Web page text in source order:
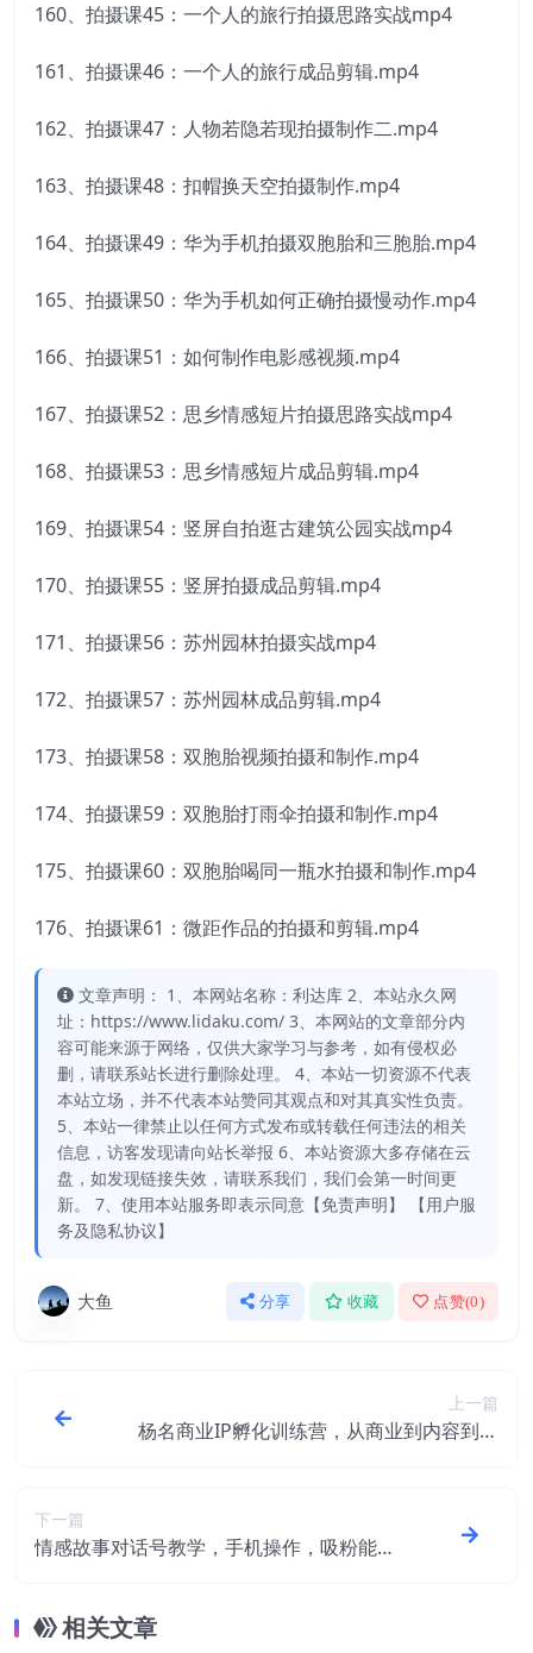
160、拍摄课45：一个人的旅行拍摄思路实战mp4
161、拍摄课46：一个人的旅行成品剪辑.mp4
162、拍摄课47：人物若隐若现拍摄制作二.mp4
163、拍摄课48：扣帽换天空拍摄制作.mp4
164、拍摄课49：华为手机拍摄双胞胎和三胞胎.mp4
165、拍摄课50：华为手机如何正确拍摄慢动作.mp4
166、拍摄课51：如何制作电影感视频.mp4
167、拍摄课52：思乡情感短片拍摄思路实战mp4
168、拍摄课53：思乡情感短片成品剪辑.mp4
169、拍摄课54：竖屏自拍逛古建筑公园实战mp4
170、拍摄课55：竖屏拍摄成品剪辑.mp4
171、拍摄课56：苏州园林拍摄实战mp4
172、拍摄课57：苏州园林成品剪辑.mp4
173、拍摄课58：双胞胎视频拍摄和制作.mp4
174、拍摄课59：双胞胎打雨伞拍摄和制作.mp4
175、拍摄课60：双胞胎喝同一瓶水拍摄和制作.mp4
176、拍摄课61：微距作品的拍摄和剪辑.mp4
文章声明： 1、本网站名称：利达库 2、本站永久网
址：https://www.lidaku.com/ 3、本网站的文章部分内
容可能来源于网络，仅供大家学习与参考，如有侵权必
删，请联系站长进行删除处理。 4、本站一切资源不代表
本站立场，并不代表本站赞同其观点和对其真实性负责。
5、本站一律禁止以任何方式发布或转载任何违法的相关
信息，访客发现请向站长举报 6、本站资源大多存储在云
盘，如发现链接失效，请联系我们，我们会第一时间更
新。 7、使用本站服务即表示同意【免责声明】 【用户服
务及隐私协议】
大鱼 分享 收藏 点赞(0)
上一篇
杨名商业IP孵化训练营，从商业到内容到转
下一篇
情感故事对话号教学，手机操作，吸粉能力
相关文章